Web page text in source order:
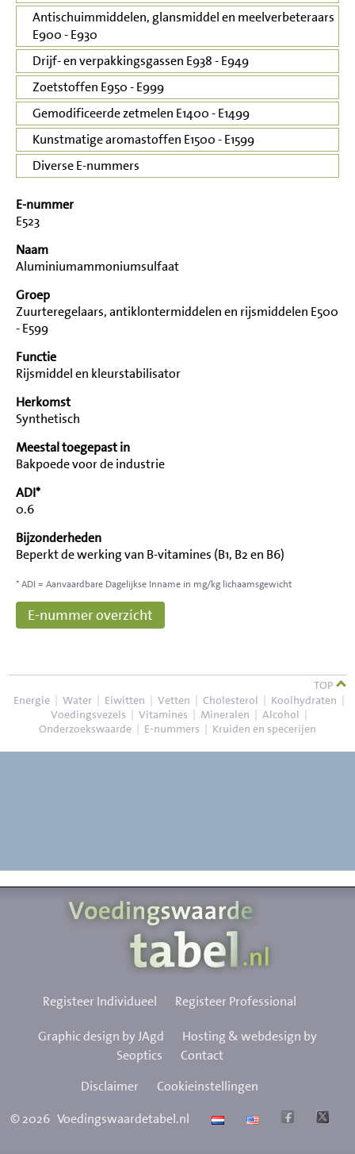
Antischuimmiddelen, glansmiddel en meelverbeteraars
E900 - E930
Drijf- en verpakkingsgassen E938 - E949
Zoetstoffen E950 - E999
Gemodificeerde zetmelen E1400 - E1499
Kunstmatige aromastoffen E1500 - E1599
Diverse E-nummers
E-nummer
E523
Naam
Aluminiumammoniumsulfaat
Groep
Zuurteregelaars, antiklontermiddelen en rijsmiddelen E500
- E599
Functie
Rijsmiddel en kleurstabilisator
Herkomst
Synthetisch
Meestal toegepast in
Bakpoede voor de industrie
ADI*
0.6
Bijzonderheden
Beperkt de werking van B-vitamines (B1, B2 en B6)
* ADI = Aanvaardbare Dagelijkse Inname in mg/kg lichaamsgewicht
E-nummer overzicht
TOP
Energie | Water | Eiwitten | Vetten | Cholesterol | Koolhydraten |
Voedingsvezels | Vitamines | Mineralen | Alcohol |
Onderzoekswaarde | E-nummers | Kruiden en specerijen
Registeer Individueel Registeer Professional
Graphic design by JAgd
Hosting & webdesign by
Seoptics
Contact
Disclaimer
Cookieinstellingen
©2026 Voedingswaardetabel.nl